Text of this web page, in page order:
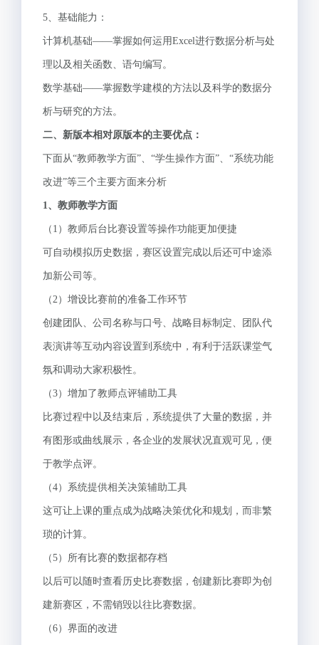
5、基础能力：
计算机基础——掌握如何运用Excel进行数据分析与处
理以及相关函数、语句编写。
数学基础——掌握数学建模的方法以及科学的数据分
析与研究的方法。
二、新版本相对原版本的主要优点：
下面从“教师教学方面”、“学生操作方面”、“系统功能
改进”等三个主要方面来分析
1、教师教学方面
（1）教师后台比赛设置等操作功能更加便捷
可自动模拟历史数据，赛区设置完成以后还可中途添
加新公司等。
（2）增设比赛前的准备工作环节
创建团队、公司名称与口号、战略目标制定、团队代
表演讲等互动内容设置到系统中，有利于活跃课堂气
氛和调动大家积极性。
（3）增加了教师点评辅助工具
比赛过程中以及结束后，系统提供了大量的数据，并
有图形或曲线展示，各企业的发展状况直观可见，便
于教学点评。
（4）系统提供相关决策辅助工具
这可让上课的重点成为战略决策优化和规划，而非繁
琐的计算。
（5）所有比赛的数据都存档
以后可以随时查看历史比赛数据，创建新比赛即为创
建新赛区，不需销毁以往比赛数据。
（6）界面的改进